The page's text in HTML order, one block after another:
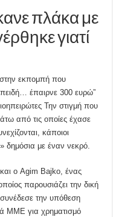
πλάκα με
γιατί
εκπομπή που
έπαιρνε 300 ευρώ”
Την στιγμή που
από τις οποίες έχασε
κάποιοι
δημόσια με έναν νεκρό.
ο Agim Bajko, ένας
παρουσιάζει την δική
την υπόθεση
ΜΜΕ για χρηματισμό